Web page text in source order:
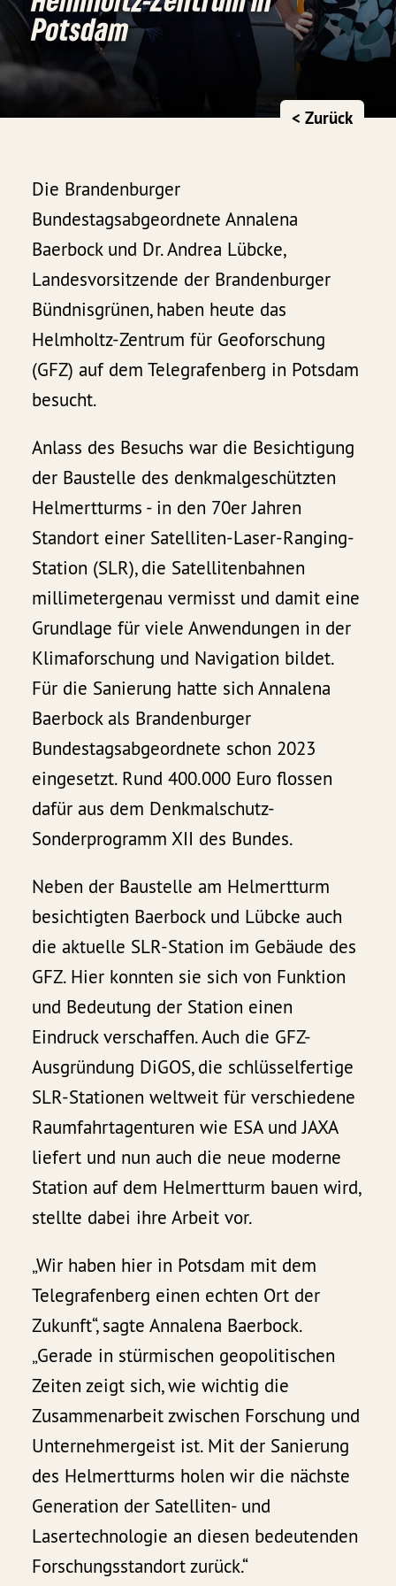
Potsdam
< Zurück
Die Brandenburger
Bundestagsabgeordnete Annalena
Baerbock und Dr. Andrea Lübcke,
Landesvorsitzende der Brandenburger
Bündnisgrünen, haben heute das
Helmholtz-Zentrum für Geoforschung
(GFZ) auf dem Telegrafenberg in Potsdam
besucht.
Anlass des Besuchs war die Besichtigung
der Baustelle des denkmalgeschützten
Helmertturms - in den 70er Jahren
Standort einer Satelliten-Laser-Ranging-
Station (SLR), die Satellitenbahnen
millimetergenau vermisst und damit eine
Grundlage für viele Anwendungen in der
Klimaforschung und Navigation bildet.
Für die Sanierung hatte sich Annalena
Baerbock als Brandenburger
Bundestagsabgeordnete schon 2023
eingesetzt. Rund 400.000 Euro flossen
dafür aus dem Denkmalschutz-
Sonderprogramm XII des Bundes.
Neben der Baustelle am Helmertturm
besichtigten Baerbock und Lübcke auch
die aktuelle SLR-Station im Gebäude des
GFZ. Hier konnten sie sich von Funktion
und Bedeutung der Station einen
Eindruck verschaffen. Auch die GFZ-
Ausgründung DiGOS, die schlüsselfertige
SLR-Stationen weltweit für verschiedene
Raumfahrtagenturen wie ESA und JAXA
liefert und nun auch die neue moderne
Station auf dem Helmertturm bauen wird,
stellte dabei ihre Arbeit vor.
„Wir haben hier in Potsdam mit dem
Telegrafenberg einen echten Ort der
Zukunft“, sagte Annalena Baerbock.
„Gerade in stürmischen geopolitischen
Zeiten zeigt sich, wie wichtig die
Zusammenarbeit zwischen Forschung und
Unternehmergeist ist. Mit der Sanierung
des Helmertturms holen wir die nächste
Generation der Satelliten- und
Lasertechnologie an diesen bedeutenden
Forschungsstandort zurück.“